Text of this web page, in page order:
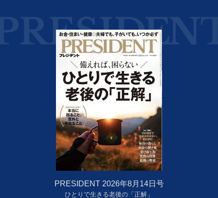
PRESIDENT 2026年8月14日号
ひとりで生きる老後の「正解」